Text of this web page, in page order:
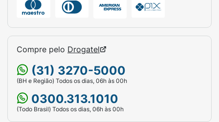
Compre pelo Drogatel
(31) 3270-5000
(BH e Região) Todos os dias, 06h às 00h
0300.313.1010
(Todo Brasil) Todos os dias, 06h às 00h